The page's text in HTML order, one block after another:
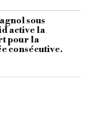
sous
active la
pour la
consécutive.